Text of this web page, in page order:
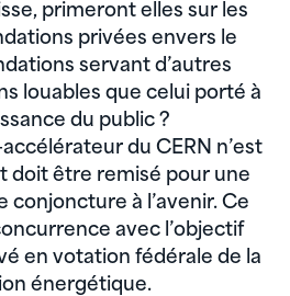
primeront elles sur les
privées envers le
servant d’autres
louables que celui porté à
du public ?
du CERN n’est
doit être remisé pour une
conjoncture à l’avenir. Ce
avec l’objectif
en votation fédérale de la
énergétique.